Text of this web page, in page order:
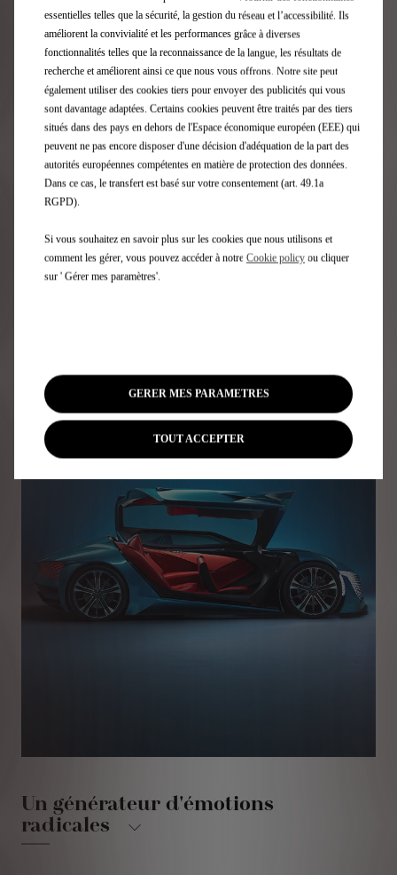
l’écoute, signée FOCAL. La planche de bord se réinvente
en générateur de flux musical : des faisceaux sonores
ajustés en temps réel suivent l’auditeur en s’adaptant à
chacun de ses mouvements.
Un générateur d'émotions
radicales
essentielles telles que la sécurité, la gestion du réseau et l’accessibilité. Ils
améliorent la convivialité et les performances grâce à diverses
fonctionnalités telles que la reconnaissance de la langue, les résultats de
recherche et améliorent ainsi ce que nous vous offrons. Notre site peut
également utiliser des cookies tiers pour envoyer des publicités qui vous
sont davantage adaptées. Certains cookies peuvent être traités par des tiers
situés dans des pays en dehors de l'Espace économique européen (EEE) qui
peuvent ne pas encore disposer d'une décision d'adéquation de la part des
autorités européennes compétentes en matière de protection des données.
Dans ce cas, le transfert est basé sur votre consentement (art. 49.1a
RGPD).
Si vous souhaitez en savoir plus sur les cookies que nous utilisons et
comment les gérer, vous pouvez accéder à notre Cookie policy ou cliquer
sur ' Gérer mes paramètres'.
GERER MES PARAMETRES
TOUT ACCEPTER